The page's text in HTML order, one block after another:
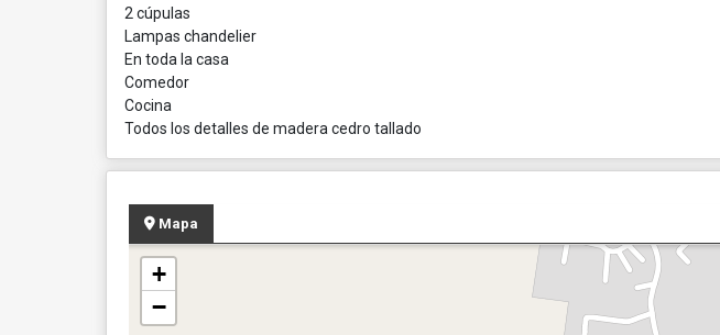
2 cúpulas
Lampas chandelier
En toda la casa
Comedor
Cocina
Todos los detalles de madera cedro tallado
Mapa
+
−